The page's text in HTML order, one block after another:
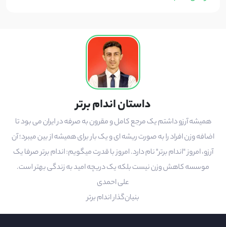
داستان اندام برتر
همیشه آرزو داشتم یک مرجع کامل و مقرون به صرفه در ایران می بود تا
اضافه وزن افراد را به صورت ریشه ای و یک بار برای همیشه از بین میبرد؛ آن
آرزو، امروز "اندام برتر" نام دارد. امروز با قدرت میگویم: اندام برتر صرفا یک
موسسه کاهش وزن نیست بلکه یک دریچه امید به زندگی بهتر است.
علی احمدی
بنیان‌گذار اندام برتر